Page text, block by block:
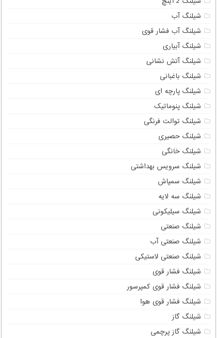
شیلنگ آب
شیلنگ آب فشار قوی
شیلنگ آبیاری
شیلنگ آتش نشانی
شیلنگ باغبانی
شیلنگ پارچه ای
شیلنگ پنوماتیک
شیلنگ توالت فرنگی
شیلنگ حصیری
شیلنگ خانگی
شیلنگ سرویس بهداشتی
شیلنگ سمپاش
شیلنگ سه لایه
شیلنگ سیلیکونی
شیلنگ صنعتی
شیلنگ صنعتی آب
شیلنگ صنعتی لاستیکی
شیلنگ فشار قوی
شیلنگ فشار قوی کمپرسور
شیلنگ فشار قوی هوا
شیلنگ گاز
شیلنگ گاز پرچمی